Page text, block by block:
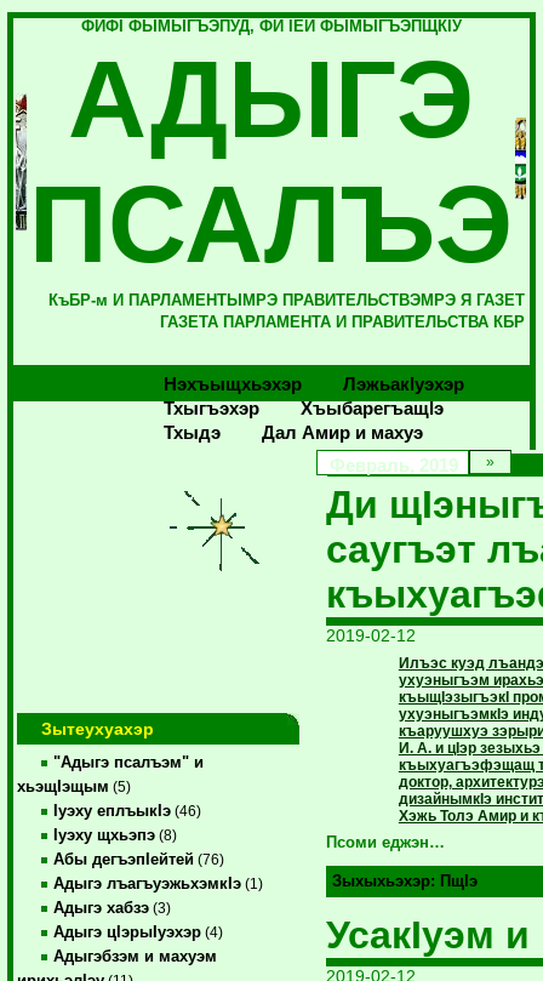
ФИФI ФЫМЫГЪЭПУД, ФИ IЕЙ ФЫМЫГЪЭПЩКIУ
АДЫГЭ
ПСАЛЪЭ
КъБР-м И ПАРЛАМЕНТЫМРЭ ПРАВИТЕЛЬСТВЭМРЭ Я ГАЗЕТ
ГАЗЕТА ПАРЛАМЕНТА И ПРАВИТЕЛЬСТВА КБР
Нэхъыщхьэхэр
Лэжьакlуэхэр
Тхыгъэхэр
Хъыбарегъащlэ
Тхыдэ
Дал Амир и махуэ
Зытеухуахэр
"Адыгэ псалъэм" и
хьэщIэщым (5)
Iуэху еплъыкIэ (46)
Iуэху щхьэпэ (8)
Абы дегъэпIейтей (76)
Адыгэ лъагъуэжьхэмкIэ (1)
Адыгэ хабзэ (3)
Адыгэ цIэрыIуэхэр (4)
Адыгэбзэм и махуэм
Февраль, 2019
Ди
саугъэт
2019-02-12
Илъэс куэд
ухуэныгъэм
къыщIэзыгъэкI
ухуэныгъэмкIэ
къаруушхуэ
И. А. и цIэр
къыхуагъэфэщащ
доктор,
дизайнымкIэ
Хэжь Толэ Амир и
Псоми еджэн…
Зыхыхьэхэр: ПщIэ
УсакIуэм
2019-02-12